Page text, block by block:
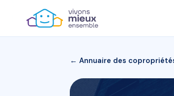
← Annuaire des